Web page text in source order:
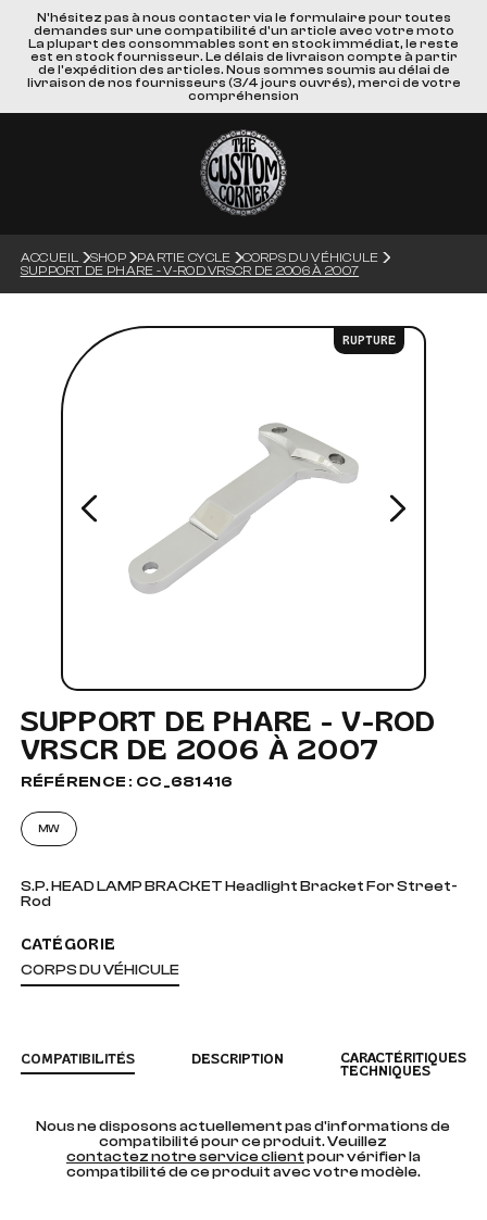
N'hésitez pas à nous contacter via le formulaire pour toutes
demandes sur une compatibilité d'un article avec votre moto
La plupart des consommables sont en stock immédiat, le reste
est en stock fournisseur. Le délais de livraison compte à partir
de l'expédition des articles. Nous sommes soumis au délai de
livraison de nos fournisseurs (3/4 jours ouvrés), merci de votre
compréhension
ACCUEIL SHOP PARTIE CYCLE
CORPS DU VÉHICULE
SUPPORT DE PHARE - V-ROD VRSCR DE 2006 À 2007
RUPTURE
SUPPORT DE PHARE - V-ROD
VRSCR DE 2006 À 2007
RÉFÉRENCE : CC_681416
MW
S.P. HEAD LAMP BRACKET Headlight Bracket For Street-
Rod
CATÉGORIE
CORPS DU VÉHICULE
COMPATIBILITÉS DESCRIPTION
CARACTÉRITIQUES
TECHNIQUES
Nous ne disposons actuellement pas d'informations de
compatibilité pour ce produit. Veuillez
contactez notre service clientpour vérifier la
compatibilité de ce produit avec votre modèle.